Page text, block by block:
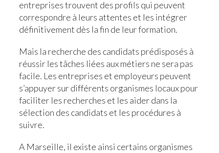
entreprises trouvent des profils qui peuvent
correspondre à leurs attentes et les intégrer
définitivement dès la fin de leur formation.
Mais la recherche des candidats prédisposés à
réussir les tâches liées aux métiers ne sera pas
facile. Les entreprises et employeurs peuvent
s’appuyer sur différents organismes locaux pour
faciliter les recherches et les aider dans la
sélection des candidats et les procédures à
suivre.
A Marseille, il existe ainsi certains organismes